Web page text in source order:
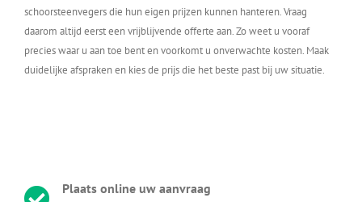
schoorsteenvegers die hun eigen prijzen kunnen hanteren. Vraag
daarom altijd eerst een vrijblijvende offerte aan. Zo weet u vooraf
precies waar u aan toe bent en voorkomt u onverwachte kosten. Maak
duidelijke afspraken en kies de prijs die het beste past bij uw situatie.
Plaats online uw aanvraag